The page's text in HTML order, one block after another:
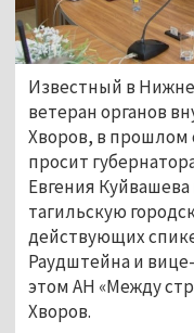
Известный в
ветеран органов
Хворов, в прошлом
просит
Евгения
тагильскую
действующих
Раудштейна и
этом АН «Между
Хворов.